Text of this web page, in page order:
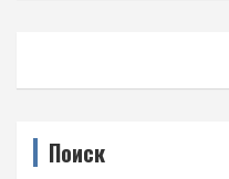
Поиск